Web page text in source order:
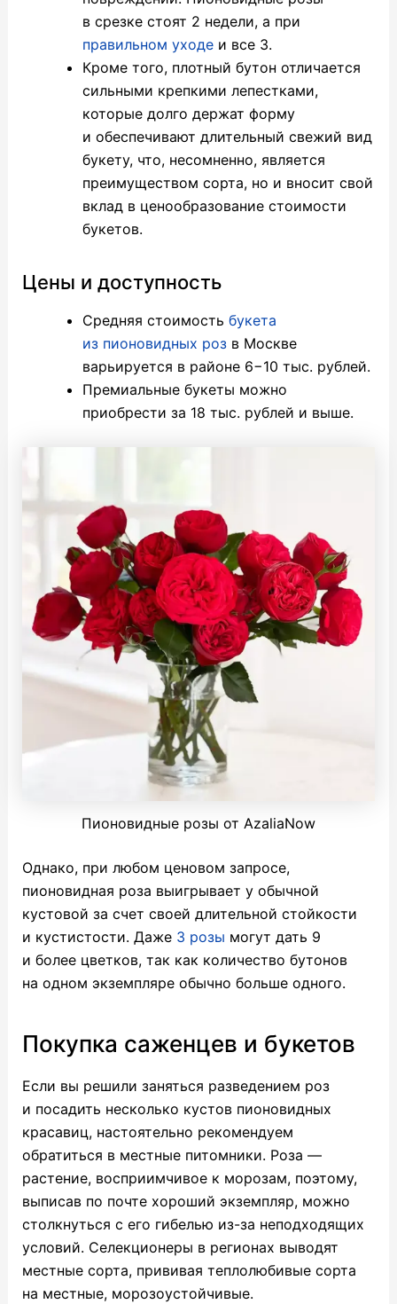
в срезке стоят 2 недели, а при
правильном уходеи все 3.
Кроме того, плотный бутон отличается
сильными крепкими лепестками,
которые долго держат форму
и обеспечивают длительный свежий вид
букету, что, несомненно, является
преимуществом сорта, но и вносит свой
вклад в ценообразование стоимости
букетов.
Цены и доступность
Средняя стоимость букета
из пионовидных розв Москве
варьируется в районе 6−10 тыс. рублей.
Премиальные букеты можно
приобрести за 18 тыс. рублей и выше.
Пионовидные розы от AzaliaNow
Однако, при любом ценовом запросе,
пионовидная роза выигрывает у обычной
кустовой за счет своей длительной стойкости
и кустистости. Даже 3 розы могут дать 9
и более цветков, так как количество бутонов
на одном экземпляре обычно больше одного.
Покупка саженцев и букетов
Если вы решили заняться разведением роз
и посадить несколько кустов пионовидных
красавиц, настоятельно рекомендуем
обратиться в местные питомники. Роза —
растение, восприимчивое к морозам, поэтому,
выписав по почте хороший экземпляр, можно
столкнуться с его гибелью из-за неподходящих
условий. Селекционеры в регионах выводят
местные сорта, прививая теплолюбивые сорта
на местные, морозоустойчивые.